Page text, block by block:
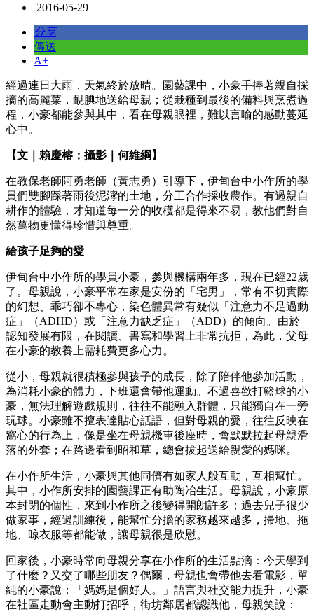
2016-05-29
分享
傳送
A+
經過連日大雨，天氣終於放晴。園藝課中，小豪手捧著親自採
摘的高麗菜，靦腆地送給母親；從栽種到最後的備料與烹煮過
程，小豪都能參與其中，看在母親眼裡，難以言喻的感動蔓延
心中。
【文｜賴慶榕；攝影｜何維綱】
在教保老師阿勇老師（黃志勇）引導下，伊甸台中小作所的學
員們雙腳踩著雨後泥濘的土地，分工合作採收農作。有過親自
耕作的體驗，才知道每一分的收穫都是得來不易，教他們對自
然萬物更懂得珍惜與尊重。
給孩子足夠的愛
伊甸台中小作所的學員小豪，參與機構兩年多，現在已經22歲
了。母親說，小豪平常在家是安份的「宅男」，常有不切實際
的幻想、乖巧卻不專心，染色體異常有疑似「注意力不足過動
症」（ADHD）或「注意力缺乏症」（ADD）的傾向。由於
認知發展有限，在閱讀、書寫和學習上非常抗拒，為此，父母
在小豪的教養上需耗費更多心力。
從小，母親就很積極參與孩子的成長，除了陪伴他參加活動，
為消耗小豪的體力，下班還會帶他運動。不過喜歡打籃球的小
豪，無法理解遊戲規則，往往不能融入群體，只能獨自在一旁
玩球。小豪雖不擅表達貼心話語，但對母親的愛，往往反映在
窩心的行為上，像是坐在母親機車後座時，會默默拉起母親滑
落的外套；在路邊看到昭和草，總會拔起送給親愛的媽咪。
在小作所生活，小豪與其他同儕有如家人般互動，互相幫忙。
其中，小作所安排的園藝課正有助陶冶生活。母親說，小豪原
本封閉的個性，來到小作所之後變得開朗許多；過去兒子很少
做家事，經過訓練後，能幫忙分擔的家務越來越多，掃地、拖
地、晾衣服等都能做，讓母親很是欣慰。
回家後，小豪時常向母親分享在小作所的生活點滴：今天學到
了什麼？又交了哪些朋友？偶爾，母親也會帶他去看電影，單
純的小豪說：「媽媽是個好人。」語言與社交能力提升，小豪
在社區走動會主動打招呼，街坊鄰居都認識他，母親笑說：